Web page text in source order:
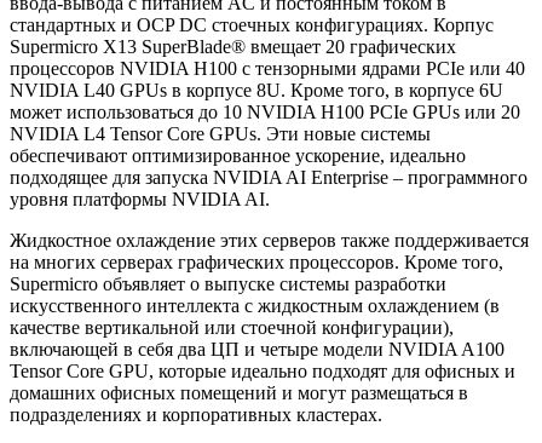
стандартных и OCP DC стоечных конфигурациях. Корпус
Supermicro X13 SuperBlade® вмещает 20 графических
процессоров NVIDIA H100 с тензорными ядрами PCIe или 40
NVIDIA L40 GPUs в корпусе 8U. Кроме того, в корпусе 6U
может использоваться до 10 NVIDIA H100 PCIe GPUs или 20
NVIDIA L4 Tensor Core GPUs. Эти новые системы
обеспечивают оптимизированное ускорение, идеально
подходящее для запуска NVIDIA AI Enterprise – программного
уровня платформы NVIDIA AI.
Жидкостное охлаждение этих серверов также поддерживается
на многих серверах графических процессоров. Кроме того,
Supermicro объявляет о выпуске системы разработки
искусственного интеллекта с жидкостным охлаждением (в
качестве вертикальной или стоечной конфигурации),
включающей в себя два ЦП и четыре модели NVIDIA A100
Tensor Core GPU, которые идеально подходят для офисных и
домашних офисных помещений и могут размещаться в
подразделениях и корпоративных кластерах.